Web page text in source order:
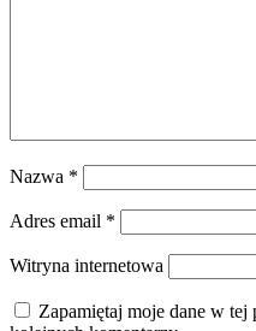
Nazwa *
Adres email *
Witryna internetowa
Zapamiętaj moje dane w tej